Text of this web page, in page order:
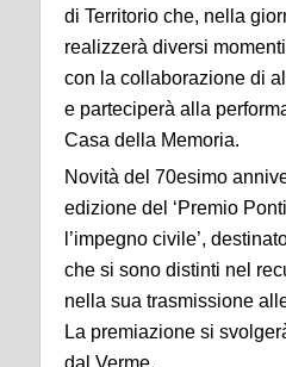
di Territorio che, nella
realizzerà diversi
con la collaborazione di
e parteciperà alla
Casa della Memoria.
Novità del 70esimo
edizione del ‘Premio
l’impegno civile’,
che si sono distinti nel
nella sua trasmissione
La premiazione si
dal Verme.